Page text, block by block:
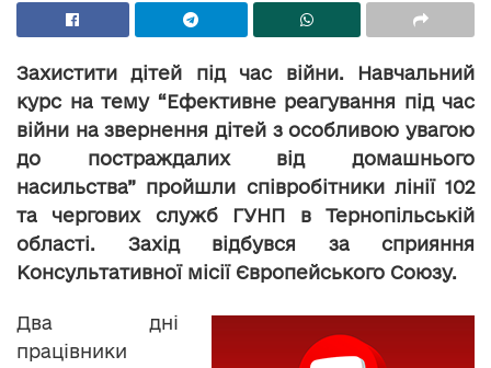
Захистити дітей під час війни. Навчальний
курс на тему “Ефективне реагування під час
війни на звернення дітей з особливою увагою
до постраждалих від домашнього
насильства” пройшли співробітники лінії 102
та чергових служб ГУНП в Тернопільській
області. Захід відбувся за сприяння
Консультативної місії Європейського Союзу.
Два дні
працівники